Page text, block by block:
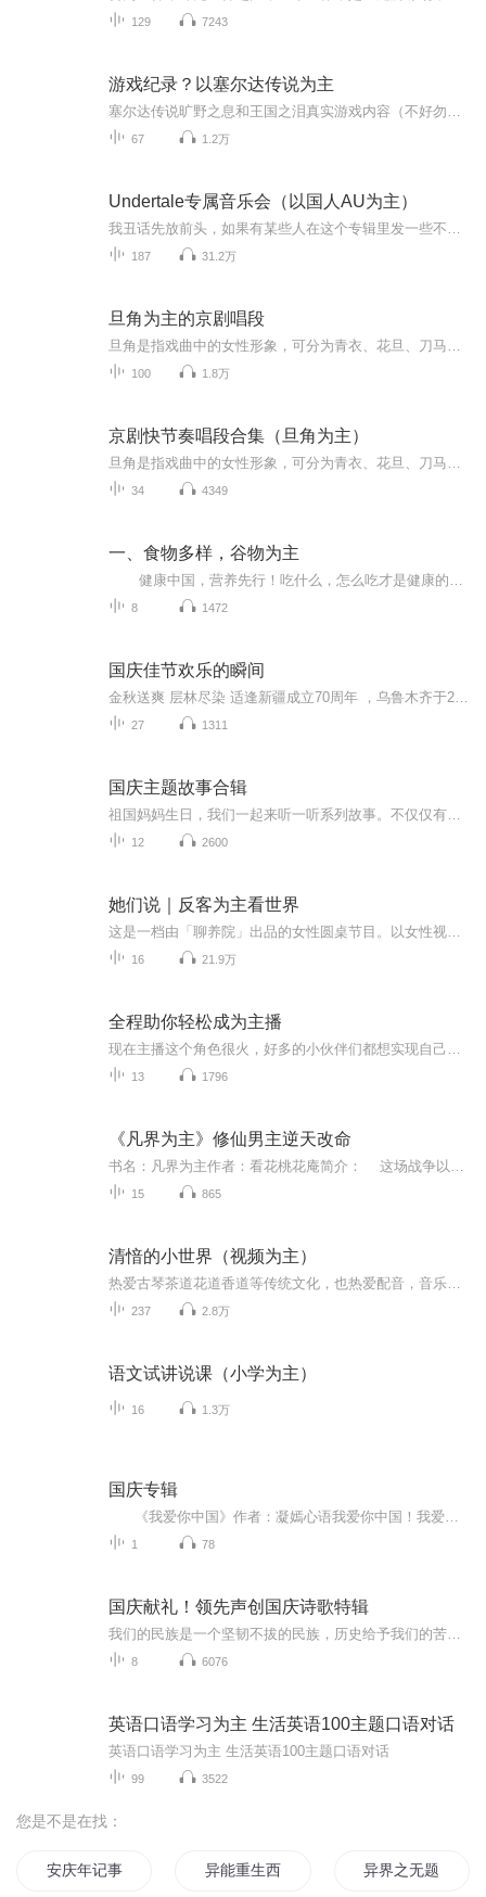
129 7243
游戏纪录？以塞尔达传说为主
67 1.2万
Undertale专属音乐会（以国人AU为主）
187 31.2万
旦角为主的京剧唱段
100 1.8万
京剧快节奏唱段合集（旦角为主）
34 4349
一、食物多样，谷物为主
8 1472
国庆佳节欢乐的瞬间
27 1311
国庆主题故事合辑
12 2600
她们说｜反客为主看世界
16 21.9万
全程助你轻松成为主播
13 1796
《凡界为主》修仙男主逆天改命
15 865
清愔的小世界（视频为主）
237 2.8万
语文试讲说课（小学为主）
16 1.3万
国庆专辑
1 78
国庆献礼！领先声创国庆诗歌特辑
8 6076
英语口语学习为主 生活英语100主题口语对话
英语口语学习为主 生活英语100主题口语对话
99 3522
您是不是在找：
安庆年记事 异能重生西门庆 异界之无题